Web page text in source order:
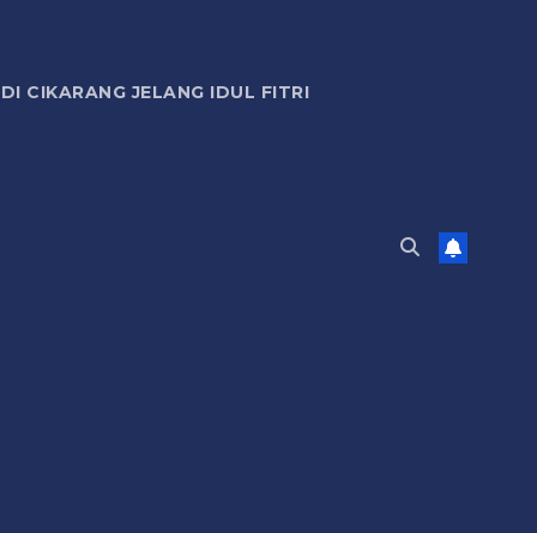
CIKARANG JELANG IDUL FITRI